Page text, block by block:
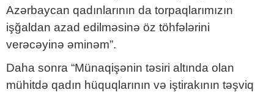
Azərbaycan qadınlarının da torpaqlarımızın
işğaldan azad edilməsinə öz töhfələrini
verəcəyinə əminəm”.
Daha sonra “Münaqişənin təsiri altında olan
mühitdə qadın hüquqlarının və iştirakının təşviq